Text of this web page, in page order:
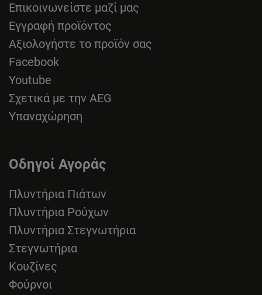
Επικοινωνείστε μαζί μας
Εγγραφή προϊόντος
Αξιολογήστε το προϊόν σας
Facebook
Youtube
Σχετικά με την AEG
Υπαναχώρηση
Οδηγοί Αγοράς
Πλυντήρια Πιάτων
Πλυντήρια Ρούχων
Πλυντήρια Στεγνωτήρια
Στεγνωτήρια
Κουζίνες
Φούρνοι